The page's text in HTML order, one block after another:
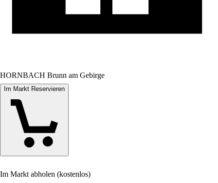
HORNBACH Brunn am Gebirge
Im Markt Reservieren
Im Markt abholen (kostenlos)